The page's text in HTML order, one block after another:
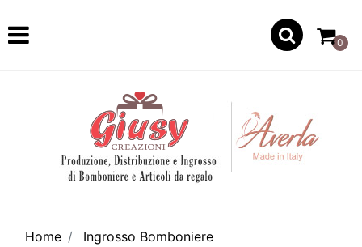
Open
0
Home
Ingrosso Bomboniere